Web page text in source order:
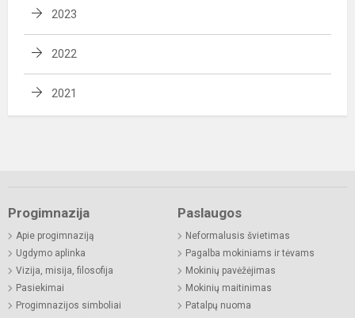
2023
2022
2021
Progimnazija
Apie progimnaziją
Ugdymo aplinka
Vizija, misija, filosofija
Pasiekimai
Progimnazijos simboliai
Paslaugos
Neformalusis švietimas
Pagalba mokiniams ir tėvams
Mokinių pavėžėjimas
Mokinių maitinimas
Patalpų nuoma